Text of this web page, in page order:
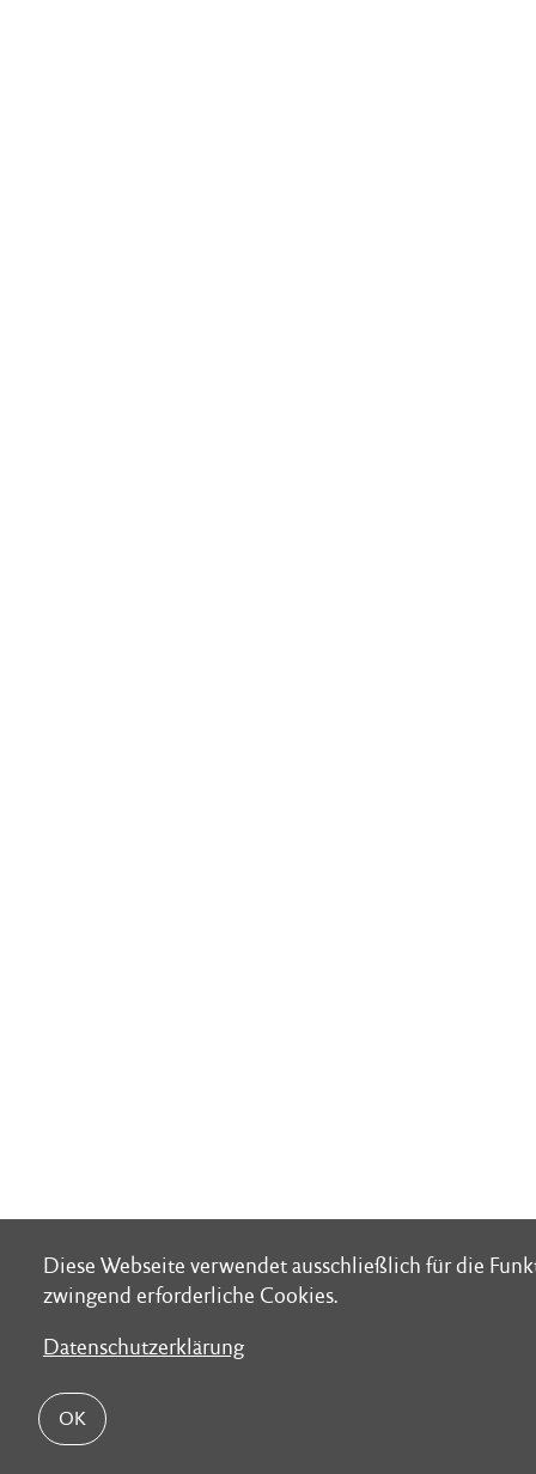
Diese Webseite verwendet ausschließlich für die
zwingend erforderliche Cookies.
Datenschutzerklärung
OK
Diese Webseite verwendet ausschließlich für die
zwingend erforderliche Cookies.
Datenschutzerklärung
OK